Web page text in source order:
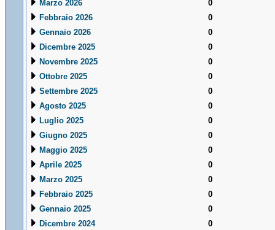
Marzo 2026
0
Febbraio 2026
0
Gennaio 2026
0
Dicembre 2025
0
Novembre 2025
0
Ottobre 2025
0
Settembre 2025
0
Agosto 2025
0
Luglio 2025
0
Giugno 2025
0
Maggio 2025
0
Aprile 2025
0
Marzo 2025
0
Febbraio 2025
0
Gennaio 2025
0
Dicembre 2024
0